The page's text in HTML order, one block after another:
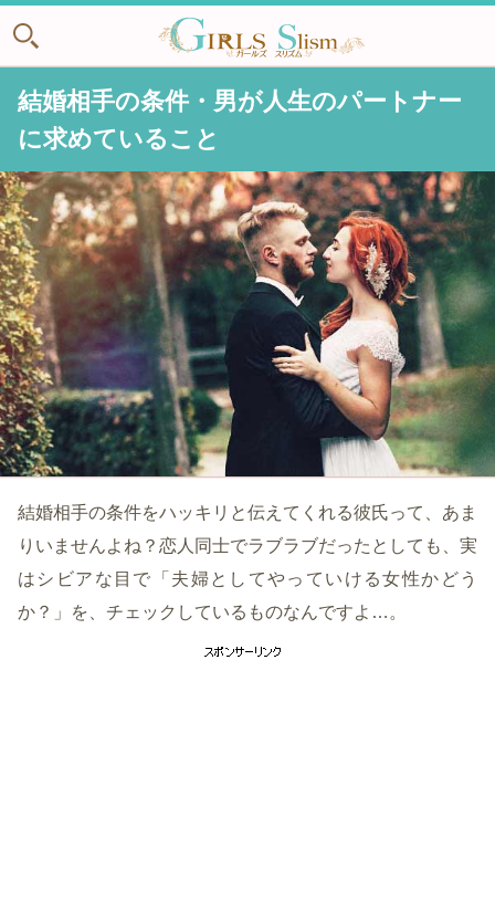
結婚相手の条件・男が人生のパートナー
に求めていること
結婚相手の条件をハッキリと伝えてくれる彼氏って、あま
りいませんよね？恋人同士でラブラブだったとしても、実
はシビアな目で「夫婦としてやっていける女性かどう
か？」を、チェックしているものなんですよ…。